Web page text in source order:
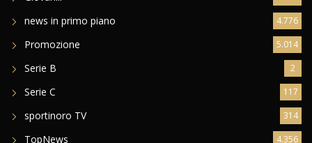
news in primo piano 4.776
Promozione 5.014
Serie B 2
Serie C 117
sportinoro TV 314
TopNews 4.356